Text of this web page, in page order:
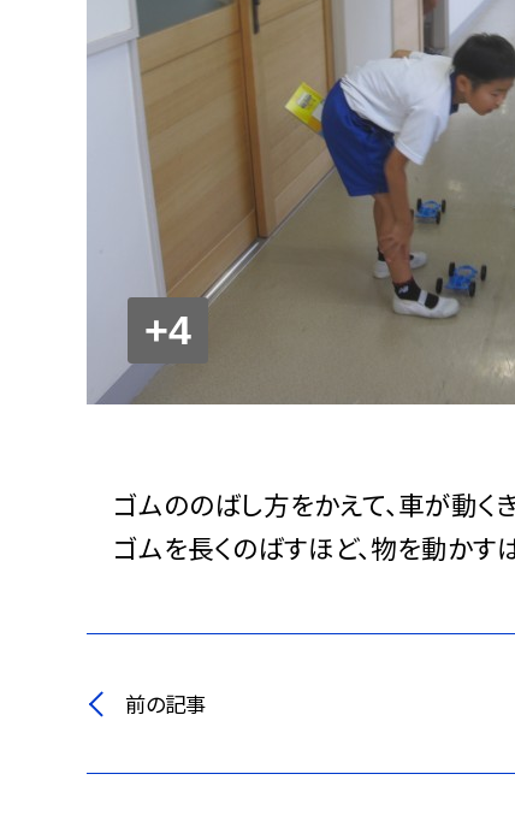
+4
ゴムののばし方をかえて、車が動く
ゴムを長くのばすほど、物を動かす
前の記事